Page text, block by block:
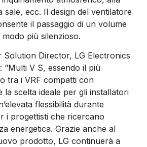
sale, ecc. Il design del ventilatore
il passaggio di un volume
più silenzioso.
Solution Director, LG Electronics
“Multi V S, essendo il più
tra i VRF compatti con
la scelta ideale per gli installatori
flessibilità durante
i progettisti che ricercano
energetica. Grazie anche al
prodotto, LG continuerà a